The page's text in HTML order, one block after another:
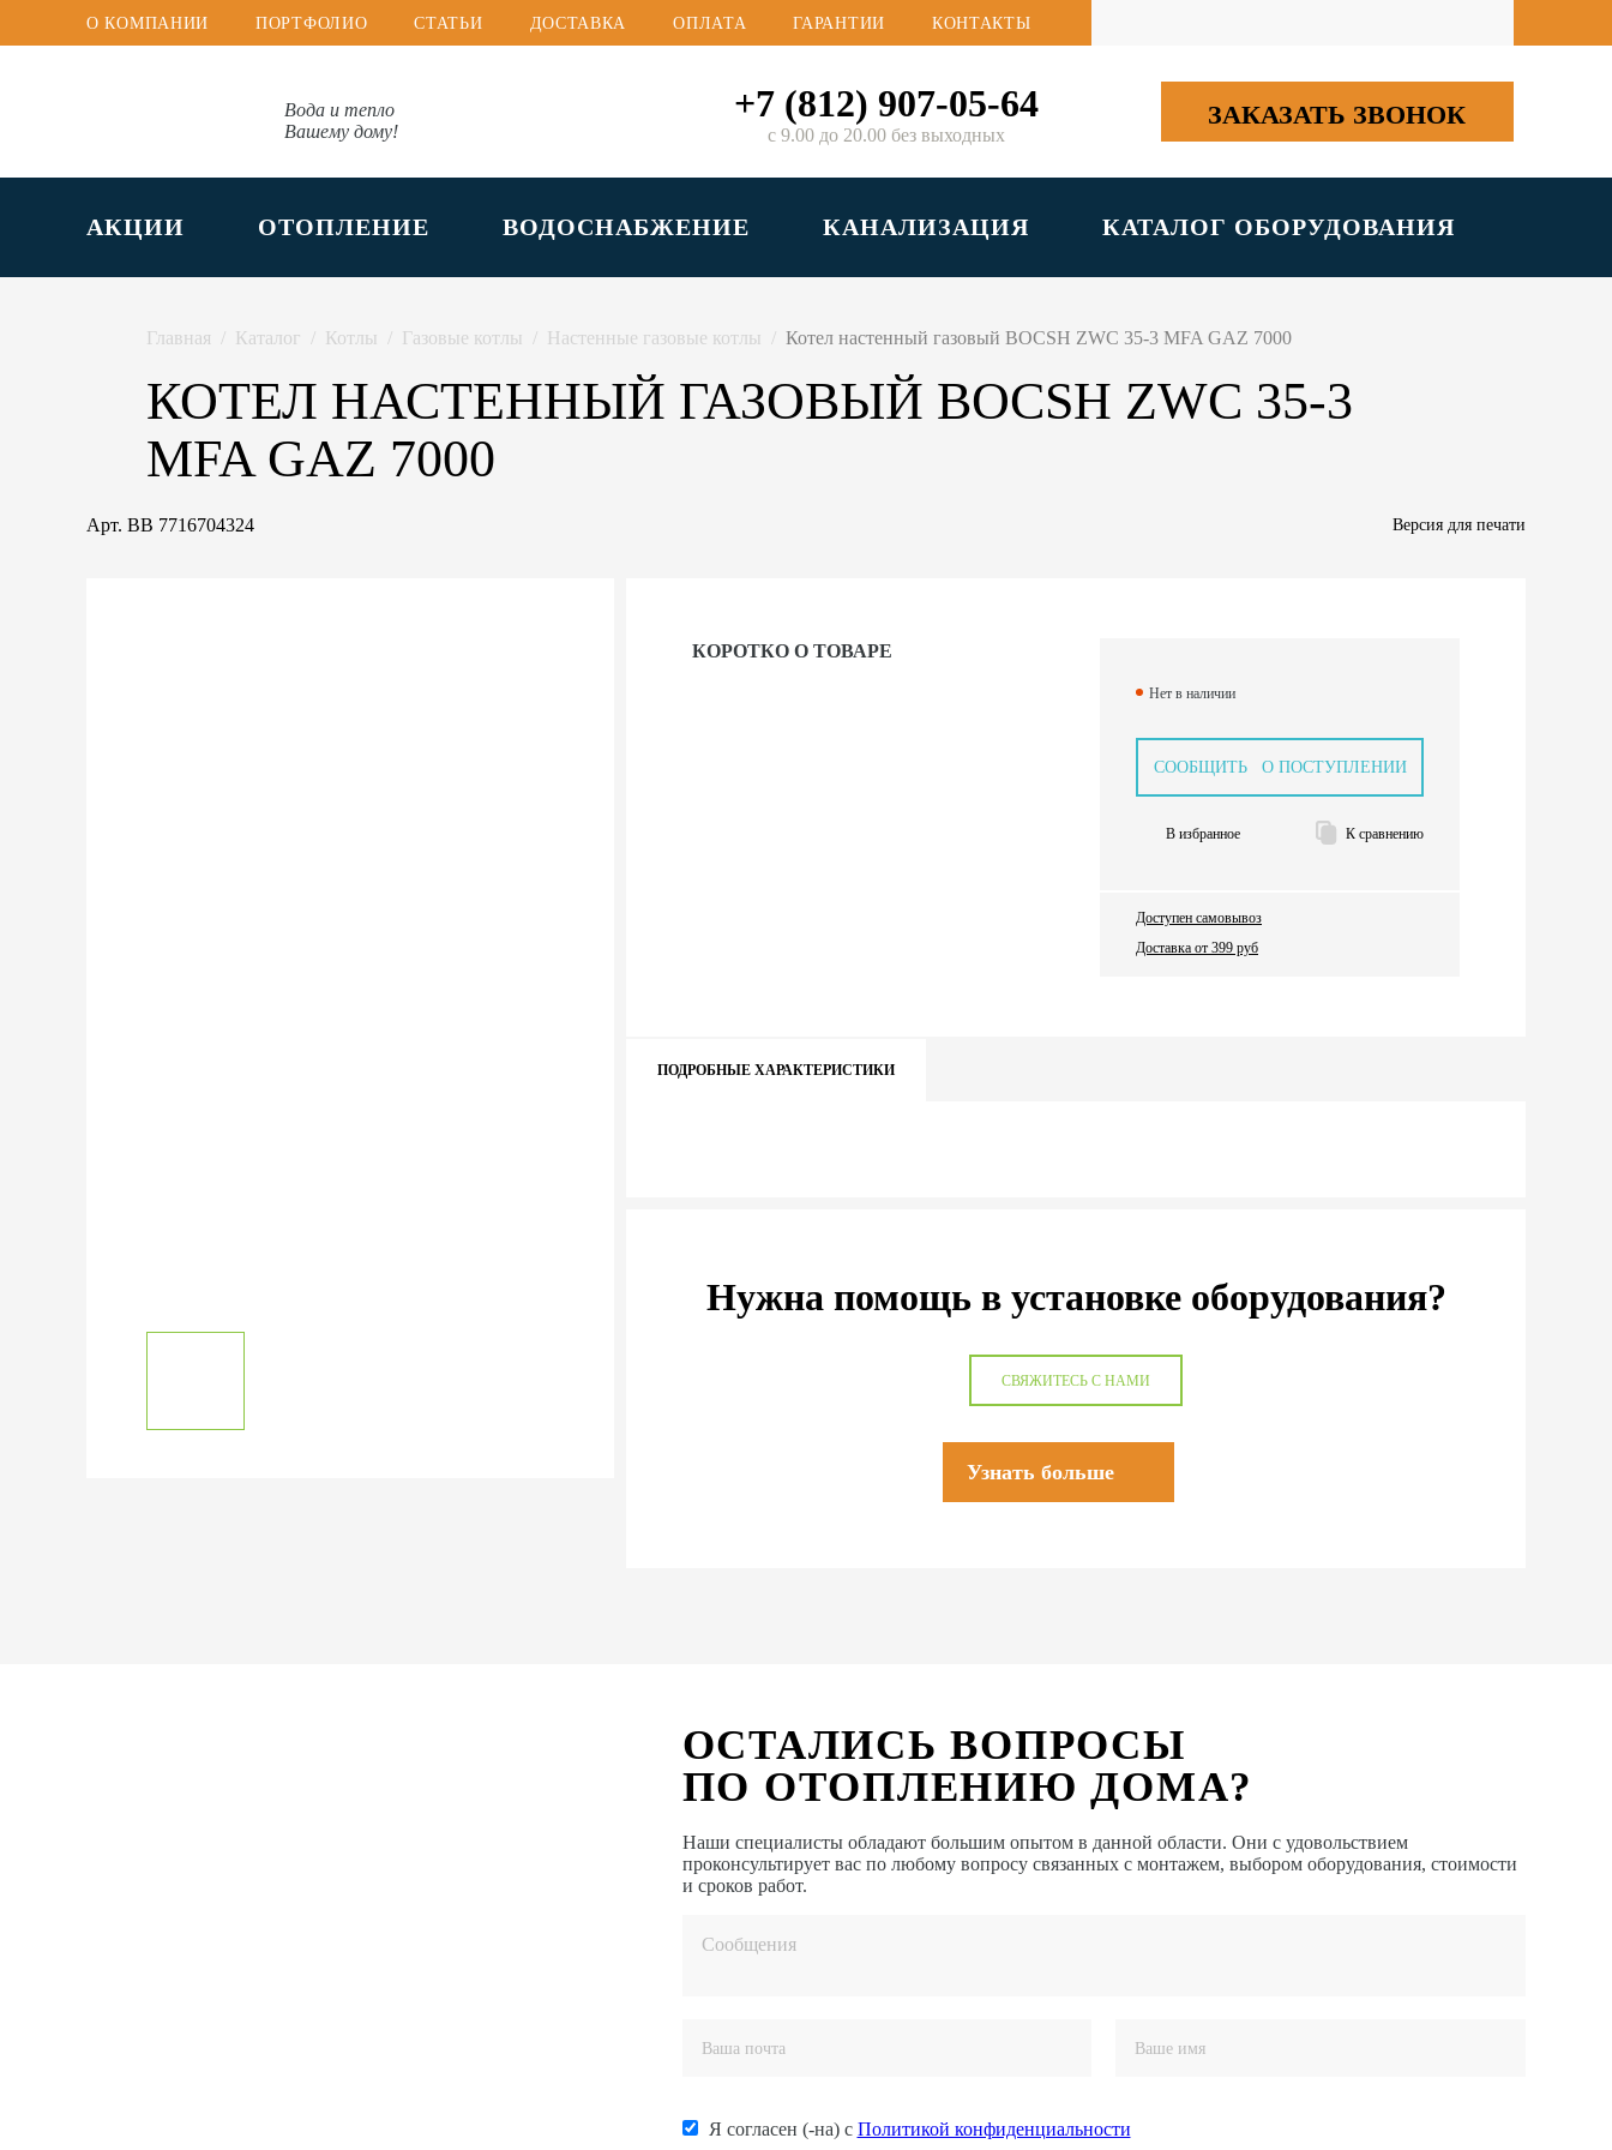
О КОМПАНИИ ПОРТФОЛИО СТАТЬИ ДОСТАВКА ОПЛАТА ГАРАНТИИ КОНТАКТЫ
Вода и тепло
Вашему дому!
+7 (812) 907-05-64
с 9.00 до 20.00 без выходных
ЗАКАЗАТЬ ЗВОНОК
АКЦИИ ОТОПЛЕНИЕ ВОДОСНАБЖЕНИЕ КАНАЛИЗАЦИЯ КАТАЛОГ ОБОРУДОВАНИЯ
Главная Каталог Котлы Газовые котлы Настенные газовые котлы Котел настенный газовый BOCSH ZWC 35-3 MFA GAZ 7000
КОТЕЛ НАСТЕННЫЙ ГАЗОВЫЙ BOCSH ZWC 35-3
MFA GAZ 7000
Арт. BB 7716704324 Версия для печати
КОРОТКО О ТОВАРЕ
Нет в наличии
СООБЩИТЬ О ПОСТУПЛЕНИИ
В избранное К сравнению
Доступен самовывоз
Доставка от 399 руб
ПОДРОБНЫЕ ХАРАКТЕРИСТИКИ
Нужна помощь в установке оборудования?
СВЯЖИТЕСЬ С НАМИ
Узнать больше
ОСТАЛИСЬ ВОПРОСЫ
ПО ОТОПЛЕНИЮ ДОМА?
Наши специалисты обладают большим опытом в данной области. Они с удовольствием
проконсультирует вас по любому вопросу связанных с монтажем, выбором оборудования, стоимости
и сроков работ.
Я согласен (-на) с Политикой конфиденциальности